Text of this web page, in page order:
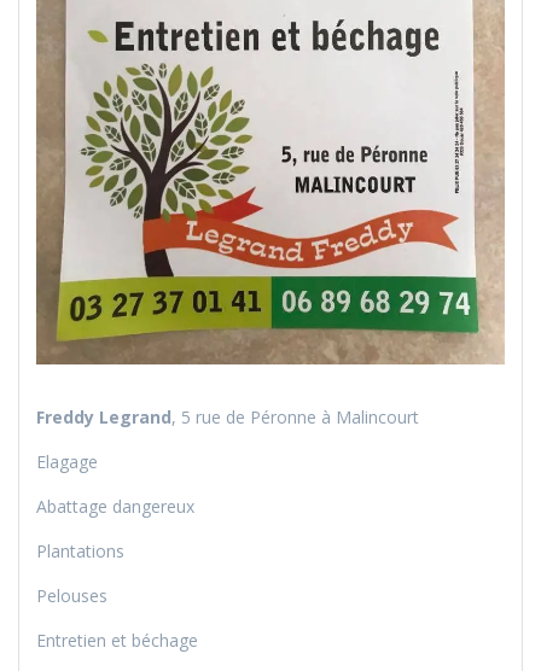
Freddy Legrand, 5 rue de Péronne à Malincourt
Elagage
Abattage dangereux
Plantations
Pelouses
Entretien et béchage